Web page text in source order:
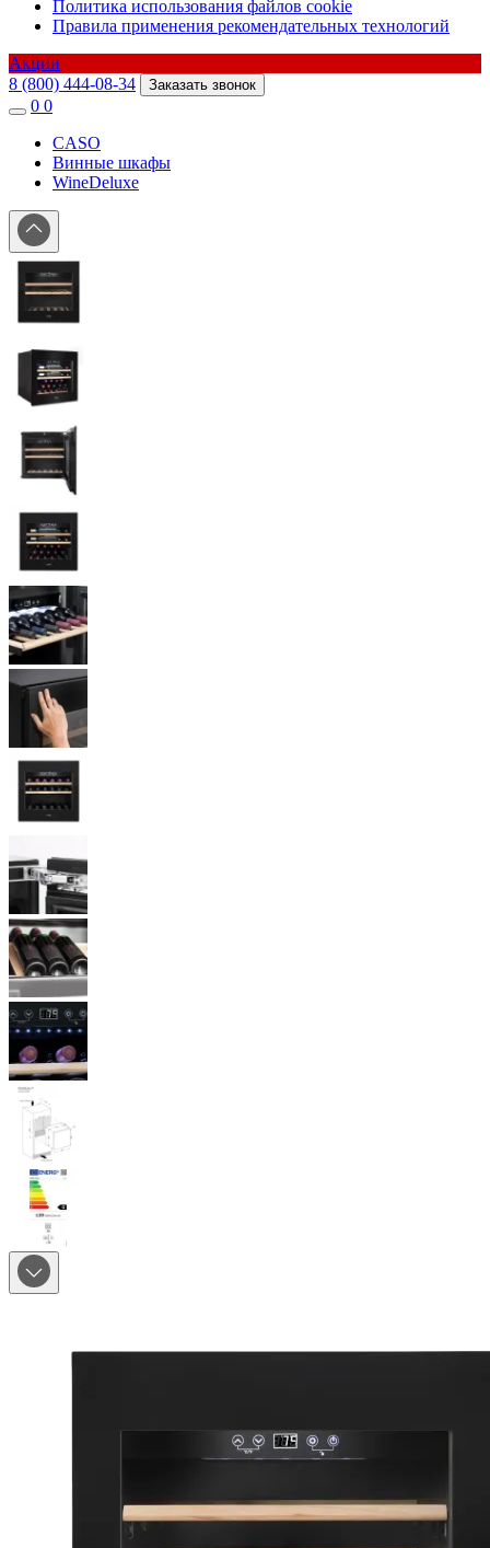
Политика использования файлов cookie
Правила применения рекомендательных технологий
Акции
8 (800) 444-08-34
Заказать звонок
0 0
CASO
Винные шкафы
WineDeluxe